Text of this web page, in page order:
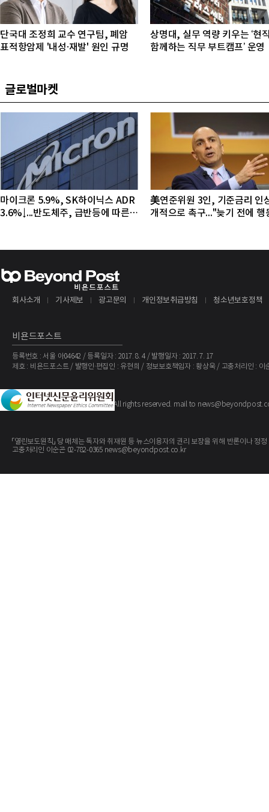
단국대 조정희 교수 연구팀, 폐암
표적항암제 '내성·재발' 원인 규명
상명대, 실무 역량 키우는 ‘현
함께하는 직무 부트캠프’ 운영
글로벌마켓
마이크론 5.9%, SK하이닉스 ADR
3.6%↓...반도체주, 급반등에 따른
美연준위원 3인, 기준금리 인
개적으로 촉구..."늦기 전에 행
회사소개 기사제보 광고문의 개인정보취급방침 청소년보호정책
비욘드포스트
등록번호 : 서울 아04642 / 등록일자 : 2017. 8. 4 / 발행일자 : 2017. 7. 17
제호 : 비욘드포스트 / 발행인·편집인 : 유현희 / 정보보호책임자 : 황상욱 / 고충처리인 : 이
Copyright ©The BeyondPost. All rights reserved. mail to
「열린보도원칙」 당 매체는 독자와 취재원 등 뉴스이용자의 권리 보장을 위해 반론이나
고충처리인 이순곤 02-782-0365 news@beyondpost.co.kr